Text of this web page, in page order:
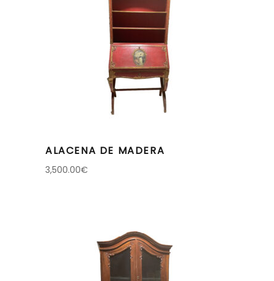
ALACENA DE MADERA
3,500.00€